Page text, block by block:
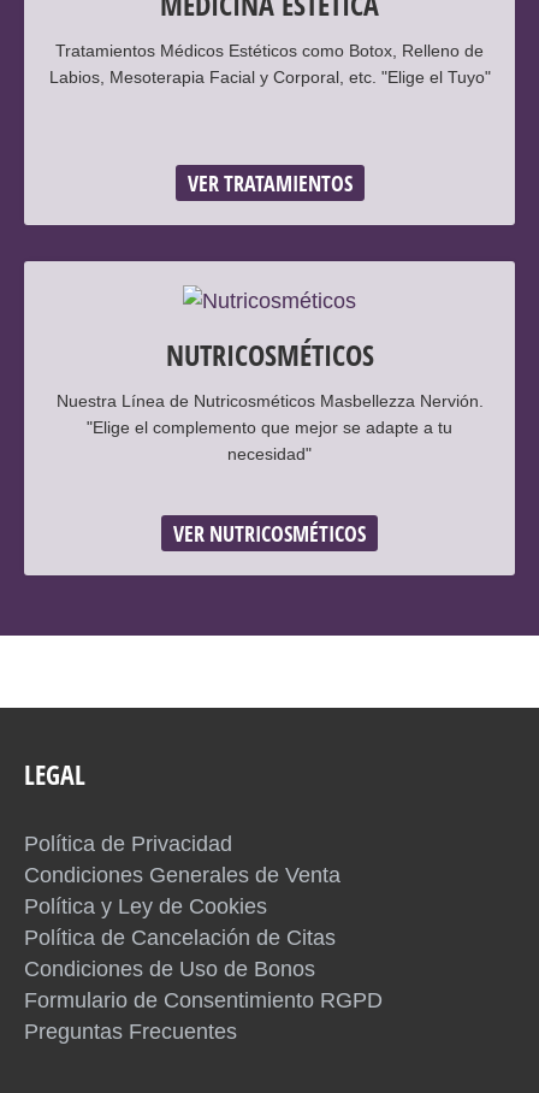
Tratamientos Médicos Estéticos como Botox, Relleno de
Labios, Mesoterapia Facial y Corporal, etc. "Elige el Tuyo"
VER TRATAMIENTOS
NUTRICOSMÉTICOS
Nuestra Línea de Nutricosméticos Masbellezza Nervión.
"Elige el complemento que mejor se adapte a tu
necesidad"
VER NUTRICOSMÉTICOS
LEGAL
Política de Privacidad
Condiciones Generales de Venta
Política y Ley de Cookies
Política de Cancelación de Citas
Condiciones de Uso de Bonos
Formulario de Consentimiento RGPD
Preguntas Frecuentes